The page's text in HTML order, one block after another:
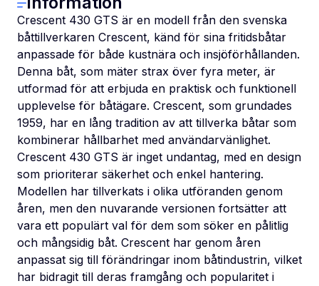
Crescent 430 GTS är en modell från den svenska
båttillverkaren Crescent, känd för sina fritidsbåtar
anpassade för både kustnära och insjöförhållanden.
Denna båt, som mäter strax över fyra meter, är
utformad för att erbjuda en praktisk och funktionell
upplevelse för båtägare. Crescent, som grundades
1959, har en lång tradition av att tillverka båtar som
kombinerar hållbarhet med användarvänlighet.
Crescent 430 GTS är inget undantag, med en design
som prioriterar säkerhet och enkel hantering.
Modellen har tillverkats i olika utföranden genom
åren, men den nuvarande versionen fortsätter att
vara ett populärt val för dem som söker en pålitlig
och mångsidig båt. Crescent har genom åren
anpassat sig till förändringar inom båtindustrin, vilket
har bidragit till deras framgång och popularitet i